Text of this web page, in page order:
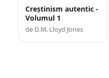
Creștinism autentic -
Volumul 1
de D.M. Lloyd Jones